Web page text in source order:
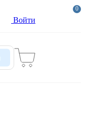
Войти
0